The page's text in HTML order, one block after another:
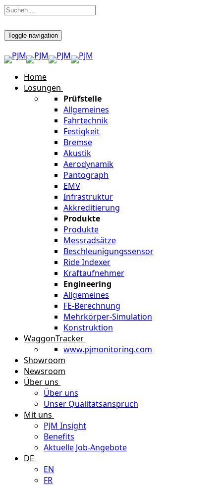
Toggle navigation
Home
Lösungen
Prüfstelle
Allgemeines
Fahrtechnik
Festigkeit
Bremse
Akustik
Aerodynamik
Pantograph
EMV
Infrastruktur
Akkreditierung
Produkte
Produkte
Messradsätze
Beschleunigungssensor
Ride Indexer
Kraftaufnehmer
Engineering
Allgemeines
FE-Berechnung
Mehrkörper-Simulation
Konstruktion
WaggonTracker
www.pjmonitoring.com
Showroom
Newsroom
Über uns
Über uns
Unser Qualitätsanspruch
Mit uns
PJM Insight
Benefits
Aktuelle Job-Angebote
DE
EN
FR